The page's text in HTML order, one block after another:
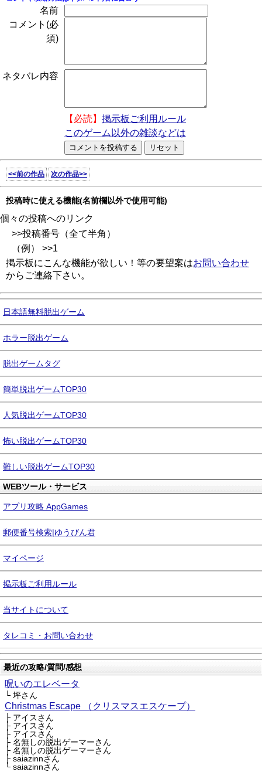
名前
コメント(必
須)
ネタバレ内容
【必読】 掲示板ご利用ルール
このゲーム以外の雑談などは
<<前の作品 次の作品>>
投稿時に使える機能(名前欄以外で使用可能)
個々の投稿へのリンク
>>投稿番号（全て半角）
（例） >>1
掲示板にこんな機能が欲しい！等の要望案はお問い合わせ
からご連絡下さい。
日本語無料脱出ゲーム
ホラー脱出ゲーム
脱出ゲームタグ
簡単脱出ゲームTOP30
人気脱出ゲームTOP30
怖い脱出ゲームTOP30
難しい脱出ゲームTOP30
WEBツール・サービス
アプリ攻略 AppGames
郵便番号検索|ゆうびん君
マイページ
掲示板ご利用ルール
当サイトについて
タレコミ・お問い合わせ
最近の攻略/質問/感想
呪いのエレベータ
└ 坪さん
Christmas Escape （クリスマスエスケープ）
├ アイスさん
├ アイスさん
├ アイスさん
├ 名無しの脱出ゲーマーさん
├ 名無しの脱出ゲーマーさん
├ saiazinnさん
└ saiazinnさん